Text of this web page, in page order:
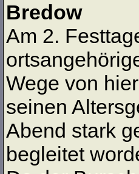
Bredow
Am 2.
Wege von
seinen
Abend stark
begleitet